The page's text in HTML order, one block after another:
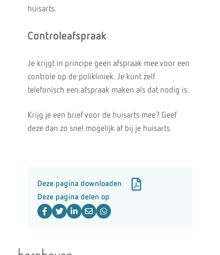
huisarts.
Controleafspraak
Je krijgt in principe geen afspraak mee voor een
controle op de polikliniek. Je kunt zelf
telefonisch een afspraak maken als dat nodig is.
Krijg je een brief voor de huisarts mee? Geef
deze dan zo snel mogelijk af bij je huisarts.
Deze pagina downloaden
Deze pagina delen op